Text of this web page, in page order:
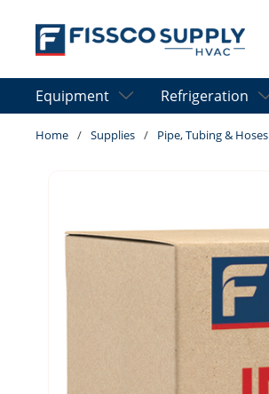
Skip to main content
Equipment Refrigeration
Home / Supplies / Pipe, Tubing & Hoses